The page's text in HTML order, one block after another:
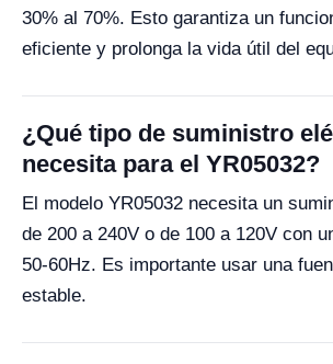
30% al 70%. Esto garantiza un
eficiente y prolonga la vida útil del
¿Qué tipo de suministro
necesita para el YR05032?
El modelo YR05032 necesita un
de 200 a 240V o de 100 a 120V con
50-60Hz. Es importante usar una
estable.